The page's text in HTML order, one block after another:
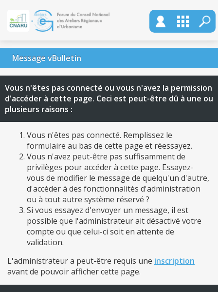
Message vBulletin
Vous n'êtes pas connecté ou vous n'avez la permission
d'accéder à cette page. Ceci est peut-être dû à une ou
plusieurs raisons :
Vous n'êtes pas connecté. Remplissez le
formulaire au bas de cette page et réessayez.
Vous n'avez peut-être pas suffisamment de
privilèges pour accéder à cette page. Essayez-
vous de modifier le message de quelqu'un d'autre,
d'accéder à des fonctionnalités d'administration
ou à tout autre système réservé ?
Si vous essayez d'envoyer un message, il est
possible que l'administrateur ait désactivé votre
compte ou que celui-ci soit en attente de
validation.
L'administrateur a peut-être requis une inscription
avant de pouvoir afficher cette page.